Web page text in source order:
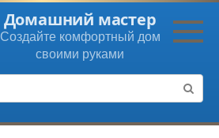
Домашний мастер
Создайте комфортный дом
своими руками